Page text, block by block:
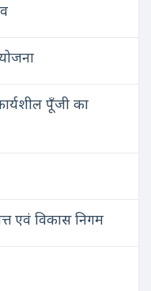
पूँजी का
एवं विकास निगम